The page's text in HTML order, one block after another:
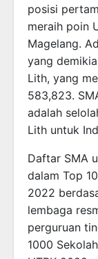
posisi
meraih poin
Magelang.
yang
Lith, yang
583,823.
adalah
Lith untuk
Daftar SMA
dalam Top
2022
lembaga
perguruan
1000